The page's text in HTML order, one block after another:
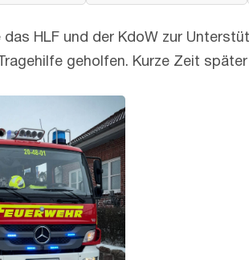
HLF und der KdoW zur
geholfen. Kurze Zeit